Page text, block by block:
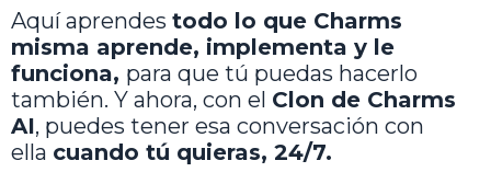
Aquí aprendes todo lo que Charms
misma aprende, implementa y le
funciona, para que tú puedas hacerlo
también. Y ahora, con el Clon de Charms
AI, puedes tener esa conversación con
ella cuando tú quieras, 24/7.